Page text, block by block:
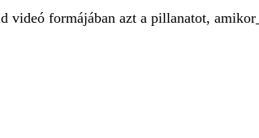
videó formájában azt a pillanatot, amikor